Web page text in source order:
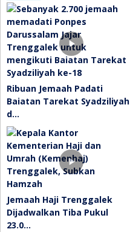
Ribuan Jemaah Padati
Baiatan Tarekat Syadziliyah
d…
Jemaah Haji Trenggalek
Dijadwalkan Tiba Pukul
23.0…